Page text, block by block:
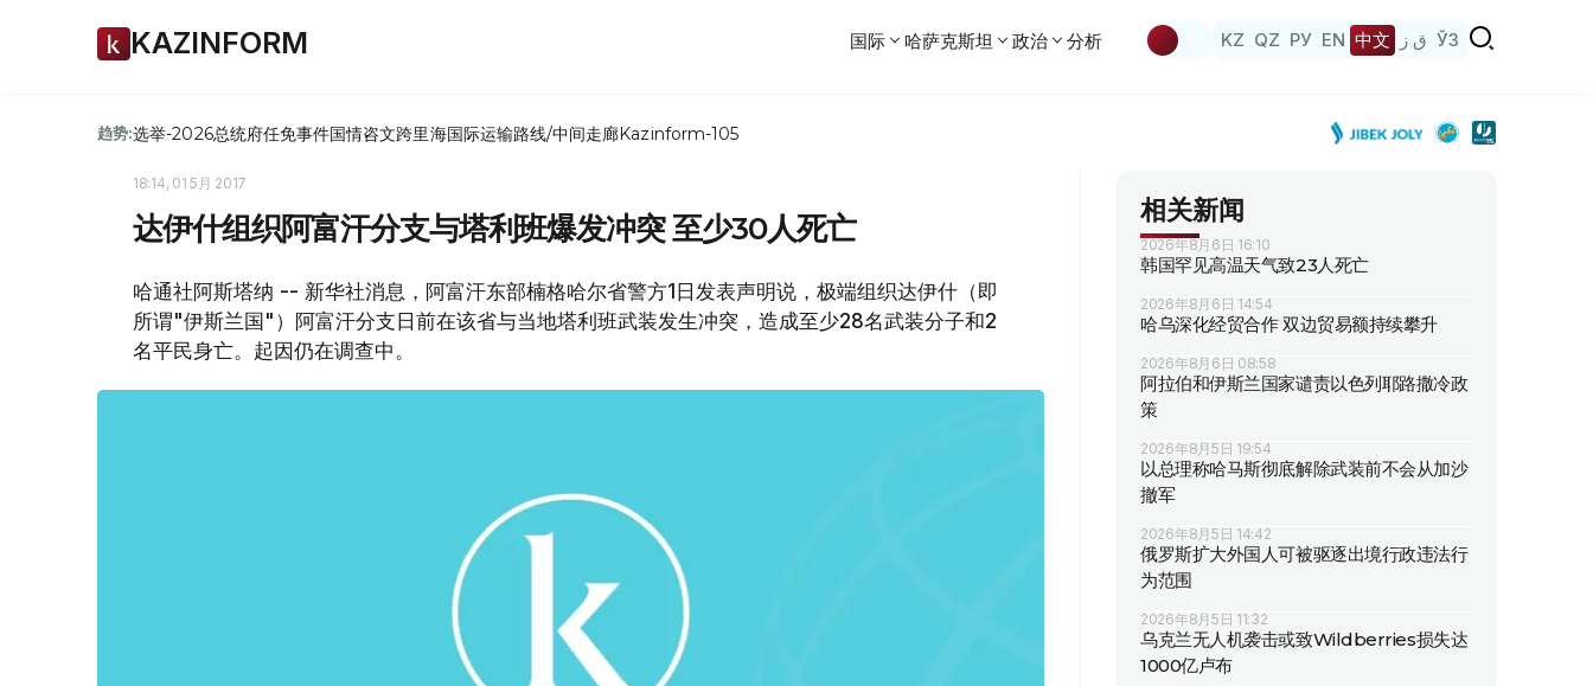
KAZINFORM 国际 哈萨克斯坦 政治 分析 KZ QZ РУ EN 中文 ق ز ЎЗ
趋势:选举-2026总统府任免事件国情咨文跨里海国际运输路线/中间走廊Kazinform-105
18:14, 01 5月 2017
达伊什组织阿富汗分支与塔利班爆发冲突 至少30人死亡
哈通社阿斯塔纳 -- 新华社消息，阿富汗东部楠格哈尔省警方1日发表声明说，极端组织达伊什（即
所谓"伊斯兰国"）阿富汗分支日前在该省与当地塔利班武装发生冲突，造成至少28名武装分子和2
名平民身亡。起因仍在调查中。
相关新闻
2026年8月6日 16:10
韩国罕见高温天气致23人死亡
2026年8月6日 14:54
哈乌深化经贸合作 双边贸易额持续攀升
2026年8月6日 08:58
阿拉伯和伊斯兰国家谴责以色列耶路撒冷政
策
2026年8月5日 19:54
以总理称哈马斯彻底解除武装前不会从加沙
撤军
2026年8月5日 14:42
俄罗斯扩大外国人可被驱逐出境行政违法行
为范围
2026年8月5日 11:32
乌克兰无人机袭击或致Wildberries损失达
1000亿卢布